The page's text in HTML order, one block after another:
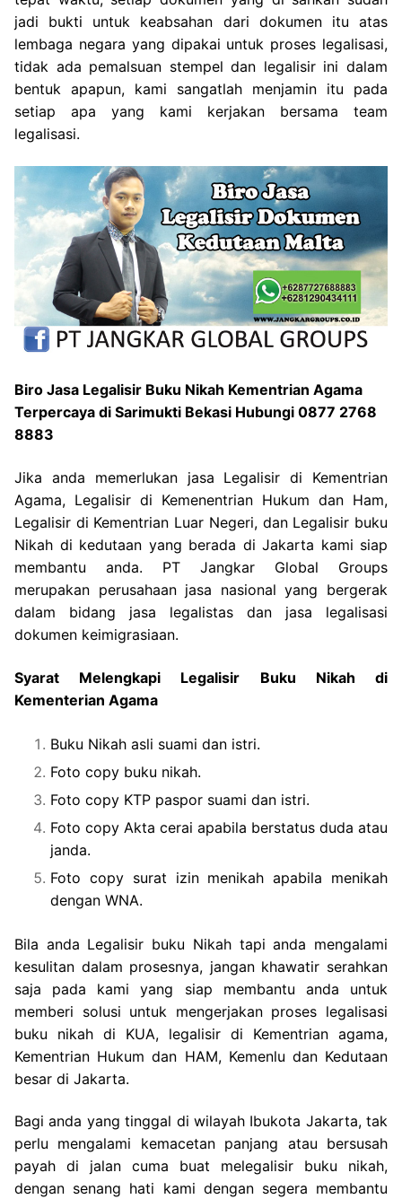
jadi bukti untuk keabsahan dari dokumen itu atas
lembaga negara yang dipakai untuk proses legalisasi,
tidak ada pemalsuan stempel dan legalisir ini dalam
bentuk apapun, kami sangatlah menjamin itu pada
setiap apa yang kami kerjakan bersama team
legalisasi.
Biro Jasa Legalisir Buku Nikah Kementrian Agama
Terpercaya di Sarimukti Bekasi Hubungi 0877 2768
8883
Jika anda memerlukan jasa Legalisir di Kementrian
Agama, Legalisir di Kemenentrian Hukum dan Ham,
Legalisir di Kementrian Luar Negeri, dan Legalisir buku
Nikah di kedutaan yang berada di Jakarta kami siap
membantu anda. PT Jangkar Global Groups
merupakan perusahaan jasa nasional yang bergerak
dalam bidang jasa legalistas dan jasa legalisasi
dokumen keimigrasiaan.
Syarat Melengkapi Legalisir Buku Nikah di
Kementerian Agama
Buku Nikah asli suami dan istri.
Foto copy buku nikah.
Foto copy KTP paspor suami dan istri.
Foto copy Akta cerai apabila berstatus duda atau
janda.
Foto copy surat izin menikah apabila menikah
dengan WNA.
Bila anda Legalisir buku Nikah tapi anda mengalami
kesulitan dalam prosesnya, jangan khawatir serahkan
saja pada kami yang siap membantu anda untuk
memberi solusi untuk mengerjakan proses legalisasi
buku nikah di KUA, legalisir di Kementrian agama,
Kementrian Hukum dan HAM, Kemenlu dan Kedutaan
besar di Jakarta.
Bagi anda yang tinggal di wilayah Ibukota Jakarta, tak
perlu mengalami kemacetan panjang atau bersusah
payah di jalan cuma buat melegalisir buku nikah,
dengan senang hati kami dengan segera membantu